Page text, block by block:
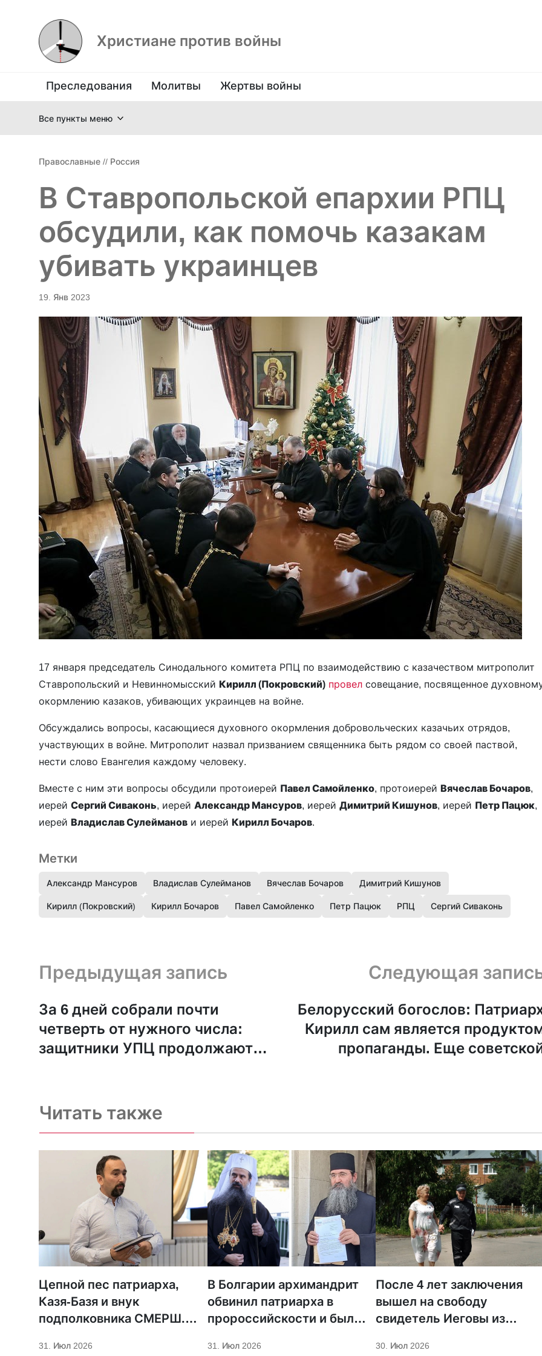
Христиане против войны
Преследования Молитвы Жертвы войны
Все пункты меню
Православные // Россия
В Ставропольской епархии РПЦ
обсудили, как помочь казакам
убивать украинцев
19. Янв 2023
17 января председатель Синодального комитета РПЦ по взаимодействию с казачеством митрополит
Ставропольский и Невинномысский Кирилл (Покровский) провел совещание, посвященное
окормлению казаков, убивающих украинцев на войне.
Обсуждались вопросы, касающиеся духовного окормления добровольческих казачьих отрядов,
участвующих в войне. Митрополит назвал призванием священника быть рядом со своей паствой,
нести слово Евангелия каждому человеку.
Вместе с ним эти вопросы обсудили протоиерей Павел Самойленко, протоиерей Вячеслав Бочаров,
иерей Сергий Сиваконь, иерей Александр Мансуров, иерей Димитрий Кишунов, иерей Петр Пацюк,
иерей Владислав Сулейманов и иерей Кирилл Бочаров.
Метки
Александр Мансуров Владислав Сулейманов Вячеслав Бочаров Димитрий Кишунов
Кирилл (Покровский) Кирилл Бочаров Павел Самойленко Петр Пацюк РПЦ Сергий Сиваконь
Предыдущая запись и следующая запись
Предыдущая запись
За 6 дней собрали почти
четверть от нужного числа:
защитники УПЦ продолжают
церковь
Следующая
Белорусский богослов:
Кирилл сам является
пропаганды. Еще
Читать также
Цепной пес патриарха,
Казя-Базя и внук
подполковника СМЕРШ.
31. Июл 2026
В Болгарии архимандрит
обвинил патриарха в
пророссийскости и был
31. Июл 2026
После 4 лет заключения
вышел на свободу
свидетель Иеговы из
30. Июл 2026